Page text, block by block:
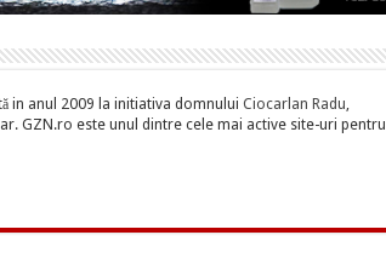
in anul 2009 la initiativa domnului Ciocarlan Radu,
GZN.ro este unul dintre cele mai active site-uri pentru